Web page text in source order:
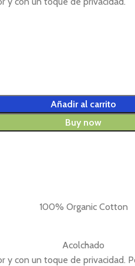
Añadir al carrito
Buy now
100% Organic Cotton
Acolchado
con un toque de privacidad.